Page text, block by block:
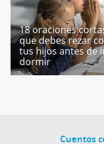
18 oraciones
que debes rezar
tus hijos antes de
dormir
Cuentos